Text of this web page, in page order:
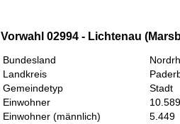
Vorwahl 02994 - Lichtenau
Bundesland
Landkreis
Gemeindetyp
Stadt
Einwohner
10.589
Einwohner (männlich)
5.449